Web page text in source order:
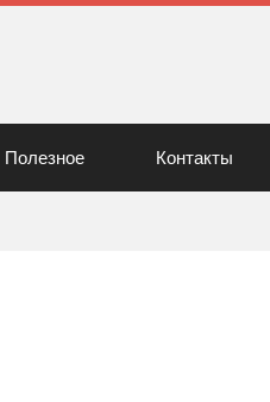
Полезное Контакты